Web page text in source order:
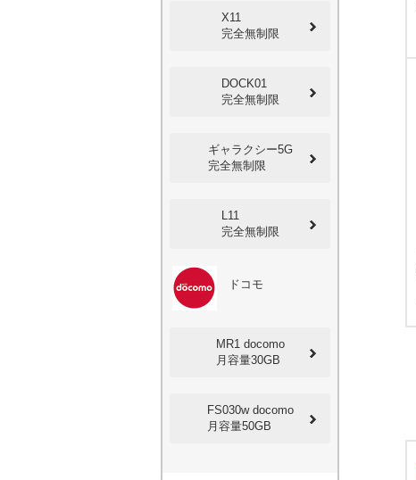
X11
完全無制限
DOCK01
完全無制限
ギャラクシー5G
完全無制限
L11
完全無制限
ドコモ
MR1 docomo
月容量30GB
FS030w docomo
月容量50GB